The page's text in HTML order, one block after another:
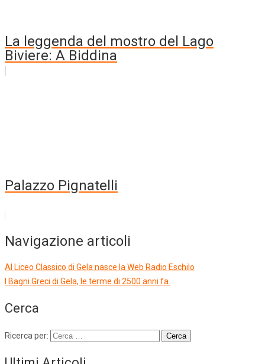
La leggenda del mostro del Lago
Biviere: A Biddina
Palazzo Pignatelli
Navigazione articoli
Al Liceo Classico di Gela nasce la Web Radio Eschilo
I Bagni Greci di Gela, le terme di 2500 anni fa.
Cerca
Ricerca per: